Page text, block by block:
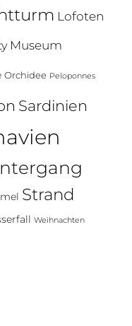
Lofoten
Museum
Orchidee Peloponnes
Sardinien
Strand
Weihnachten